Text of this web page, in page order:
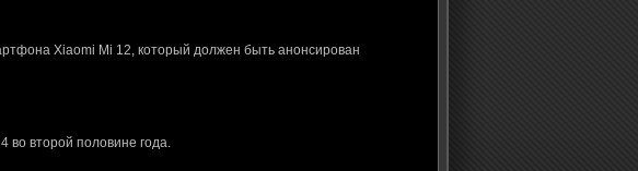
Xiaomi Mi 12, который должен быть анонсирован
во второй половине года.